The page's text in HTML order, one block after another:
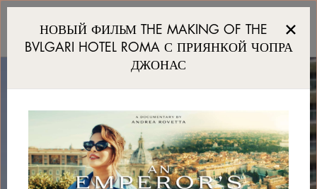
Luxury hotel in Miami
НОВЫЙ ФИЛЬМ THE MAKING OF THE
BVLGARI HOTEL ROMA С ПРИЯНКОЙ ЧОПРА
ДЖОНАС